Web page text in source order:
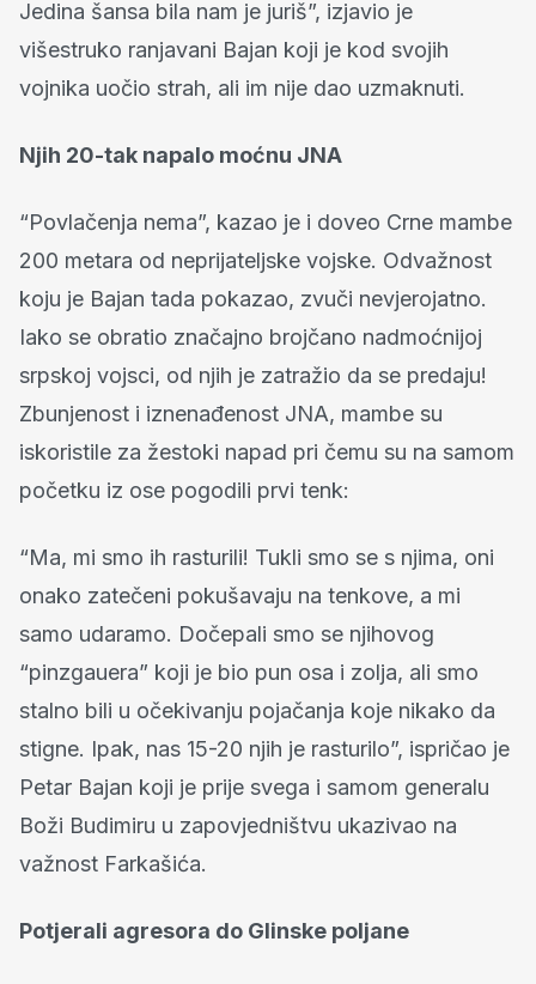
Jedina šansa bila nam je juriš”, izjavio je
višestruko ranjavani Bajan koji je kod svojih
vojnika uočio strah, ali im nije dao uzmaknuti.
Njih 20-tak napalo moćnu JNA
“Povlačenja nema”, kazao je i doveo Crne mambe
200 metara od neprijateljske vojske. Odvažnost
koju je Bajan tada pokazao, zvuči nevjerojatno.
Iako se obratio značajno brojčano nadmoćnijoj
srpskoj vojsci, od njih je zatražio da se predaju!
Zbunjenost i iznenađenost JNA, mambe su
iskoristile za žestoki napad pri čemu su na samom
početku iz ose pogodili prvi tenk:
“Ma, mi smo ih rasturili! Tukli smo se s njima, oni
onako zatečeni pokušavaju na tenkove, a mi
samo udaramo. Dočepali smo se njihovog
“pinzgauera” koji je bio pun osa i zolja, ali smo
stalno bili u očekivanju pojačanja koje nikako da
stigne. Ipak, nas 15-20 njih je rasturilo”, ispričao je
Petar Bajan koji je prije svega i samom generalu
Boži Budimiru u zapovjedništvu ukazivao na
važnost Farkašića.
Potjerali agresora do Glinske poljane